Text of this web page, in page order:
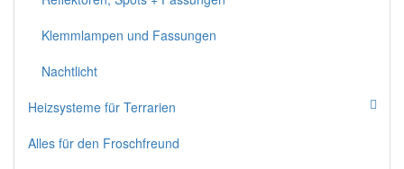
Klemmlampen und Fassungen
Nachtlicht
Heizsysteme für Terrarien
Alles für den Froschfreund